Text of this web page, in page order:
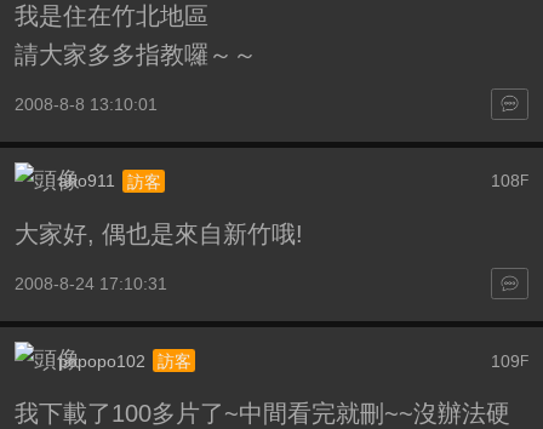
我是住在竹北地區
請大家多多指教囉～～
2008-8-8 13:10:01
108 F
aho911 訪客
大家好, 偶也是來自新竹哦!
2008-8-24 17:10:31
109F
popopo102 訪客
我下載了100多片了~中間看完就刪~~沒辦法硬